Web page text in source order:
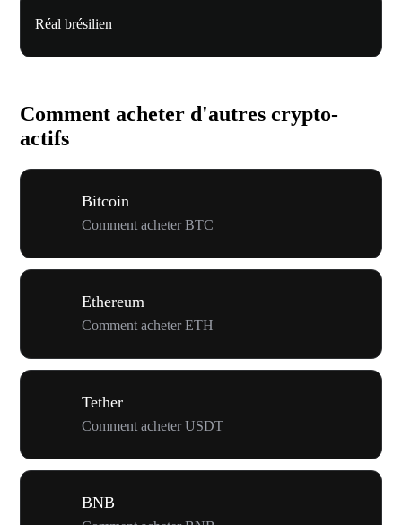
Réal brésilien
Comment acheter d'autres crypto-
actifs
Bitcoin
Comment acheter BTC
Ethereum
Comment acheter ETH
Tether
Comment acheter USDT
BNB